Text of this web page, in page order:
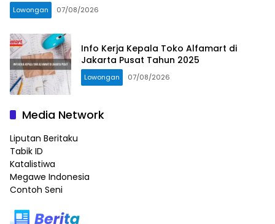
Lowongan 07/08/2026
Info Kerja Kepala Toko Alfamart di
Jakarta Pusat Tahun 2025
Lowongan 07/08/2026
Media Network
Liputan Beritaku
Tabik ID
Katalistiwa
Megawe Indonesia
Contoh Seni